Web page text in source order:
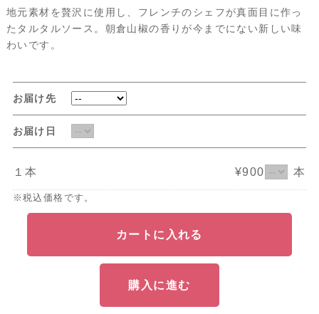
地元素材を贅沢に使用し、フレンチのシェフが真面目に作っ
たタルタルソース。朝倉山椒の香りが今までにない新しい味
わいです。
お届け先
お届け日
１本 ¥900 本
※税込価格です。
カートに入れる
購入に進む